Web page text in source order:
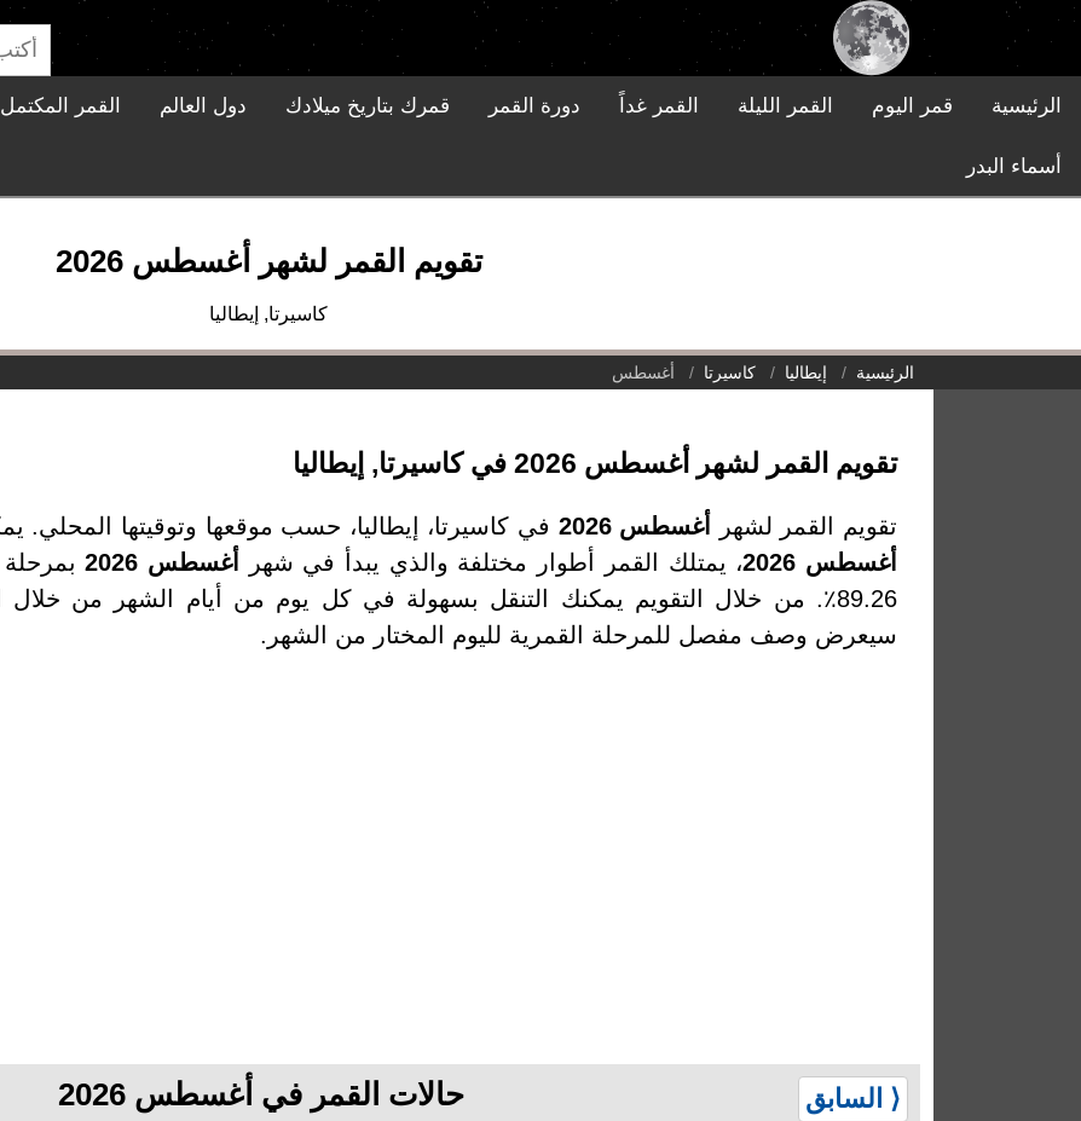
الرئيسية قمر اليوم القمر الليلة القمر غداً دورة القمر قمرك بتاريخ ميلادك دول العالم القمر
أسماء البدر
تقويم القمر لشهر أغسطس 2026
كاسيرتا, إيطاليا
الرئيسية إيطاليا كاسيرتا أغسطس
تقويم القمر لشهر أغسطس 2026 في كاسيرتا, إيطاليا
تقويم القمر لشهر أغسطس 2026
في كاسيرتا، إيطاليا، حسب موقعها وتوقيتها
أغسطس 2026
، يمتلك القمر أطوار مختلفة والذي يبدأ في شهر أغسطس 2026
بمرحلة
89.26٪. من خلال التقويم يمكنك التنقل بسهولة في كل يوم من أيام الشهر من
سيعرض وصف مفصل للمرحلة القمرية لليوم المختار من الشهر.
⟨ السابق حالات القمر في أغسطس 2026